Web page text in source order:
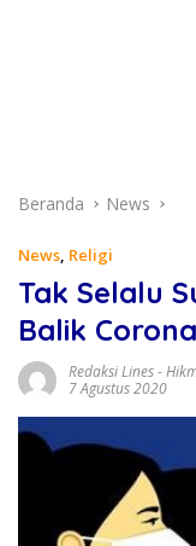
Beranda News
News, Religi
Tak Selalu
Balik Corona
Redaksi Lines-
7 Agustus 2020